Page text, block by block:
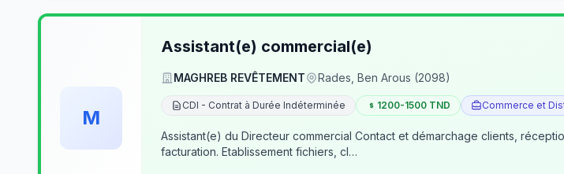
M
Assistant(e) commercial(e)
MAGHREB REVÊTEMENT Rades, Ben Arous (2098)
CDI - Contrat à Durée Indéterminée 1200-1500 TND Commerce et
Assistant(e) du Directeur commercial Contact et démarchage clients,
facturation. Etablissement fichiers, cl…